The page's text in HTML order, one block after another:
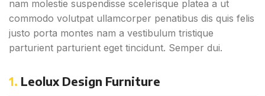
nam molestie suspendisse scelerisque platea a ut
commodo volutpat ullamcorper penatibus dis quis felis
justo porta montes nam a vestibulum tristique
parturient parturient eget tincidunt. Semper dui.
1. Leolux Design Furniture